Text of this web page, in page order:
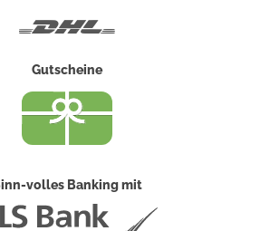
Gutscheine
volles Banking mit